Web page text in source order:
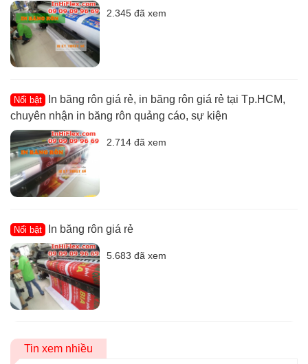
2.345 đã xem
Nổi bật
In băng rôn giá rẻ, in băng rôn giá rẻ tại Tp.HCM,
chuyên nhận in băng rôn quảng cáo, sự kiện
2.714 đã xem
Nổi bật In băng rôn giá rẻ
5.683 đã xem
Tin xem nhiều